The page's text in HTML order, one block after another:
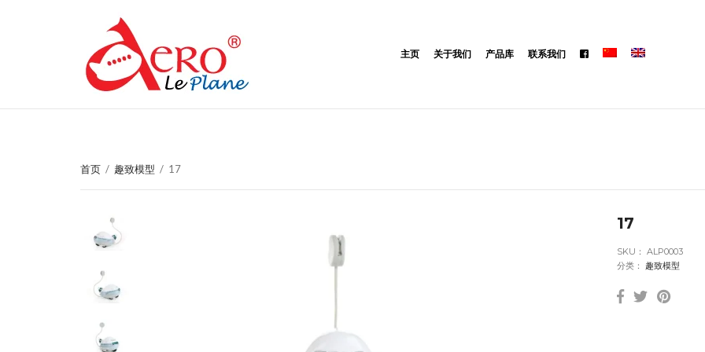
主页 关于我们 产品库 联系我们
首页 / 趣致模型 / 17
17
SKU：ALP0003
分类：趣致模型